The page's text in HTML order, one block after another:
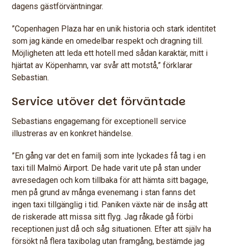
dagens gästförväntningar.
”Copenhagen Plaza har en unik historia och stark identitet
som jag kände en omedelbar respekt och dragning till.
Möjligheten att leda ett hotell med sådan karaktär, mitt i
hjärtat av Köpenhamn, var svår att motstå,” förklarar
Sebastian.
Service utöver det förväntade
Sebastians engagemang för exceptionell service
illustreras av en konkret händelse.
”En gång var det en familj som inte lyckades få tag i en
taxi till Malmö Airport. De hade varit ute på stan under
avresedagen och kom tillbaka för att hämta sitt bagage,
men på grund av många evenemang i stan fanns det
ingen taxi tillgänglig i tid. Paniken växte när de insåg att
de riskerade att missa sitt flyg. Jag råkade gå förbi
receptionen just då och såg situationen. Efter att själv ha
försökt nå flera taxibolag utan framgång, bestämde jag